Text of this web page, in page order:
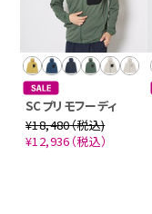
SCプリモフーディ
¥18,480（税込)
¥12,936（税込）